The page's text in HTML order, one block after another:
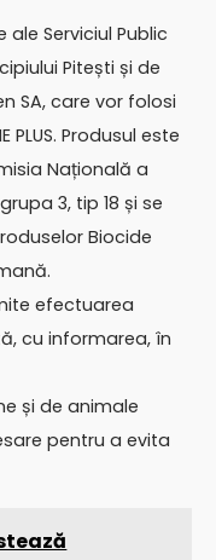
Serviciul Public
Pitești și de
SA, care vor folosi
PLUS. Produsul este
Națională a
3, tip 18 și se
Biocide
efectuarea
cu informarea, în
și de animale
pentru a evita